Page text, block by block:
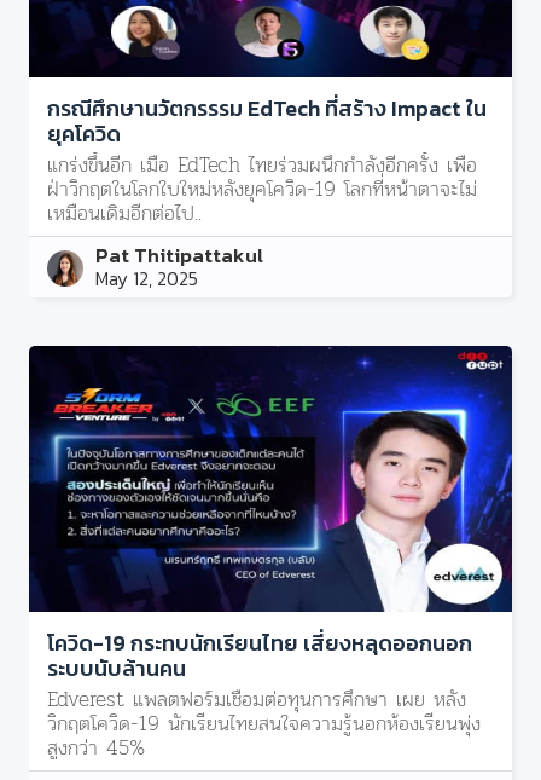
กรณีศึกษานวัตกรรรม EdTech ที่สร้าง Impact ใน
ยุคโควิด
แกร่งขึ้นอีก เมื่อ EdTech ไทยร่วมผนึกกำลังอีกครั้ง เพื่อ
ฝ่าวิกฤตในโลกใบใหม่หลังยุคโควิด-19 โลกที่หน้าตาจะไม่
เหมือนเดิมอีกต่อไป..
Pat Thitipattakul
May 12, 2025
โควิด-19 กระทบนักเรียนไทย เสี่ยงหลุดออกนอก
ระบบนับล้านคน
Edverest แพลตฟอร์มเชื่อมต่อทุนการศึกษา เผย หลัง
วิกฤตโควิด-19 นักเรียนไทยสนใจความรู้นอกห้องเรียนพุ่ง
สูงกว่า 45%